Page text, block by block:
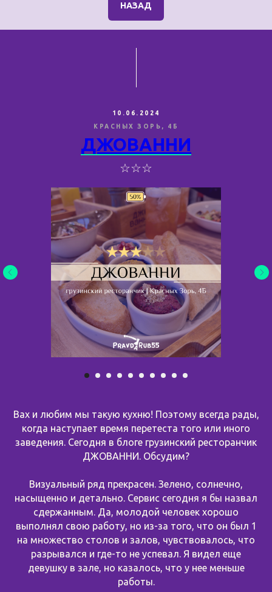
НАЗАД
10.06.2024
КРАСНЫХ ЗОРЬ, 4Б
ДЖОВАННИ
☆☆☆
Вах и любим мы такую кухню! Поэтому всегда рады,
когда наступает время перетеста того или иного
заведения. Сегодня в блоге грузинский ресторанчик
ДЖОВАННИ. Обсудим?
Визуальный ряд прекрасен. Зелено, солнечно,
насыщенно и детально. Сервис сегодня я бы назвал
сдержанным. Да, молодой человек хорошо
выполнял свою работу, но из-за того, что он был 1
на множество столов и залов, чувствовалось, что
разрывался и где-то не успевал. Я видел еще
девушку в зале, но казалось, что у нее меньше
работы.